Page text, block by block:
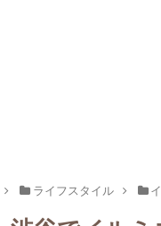
ライフスタイル